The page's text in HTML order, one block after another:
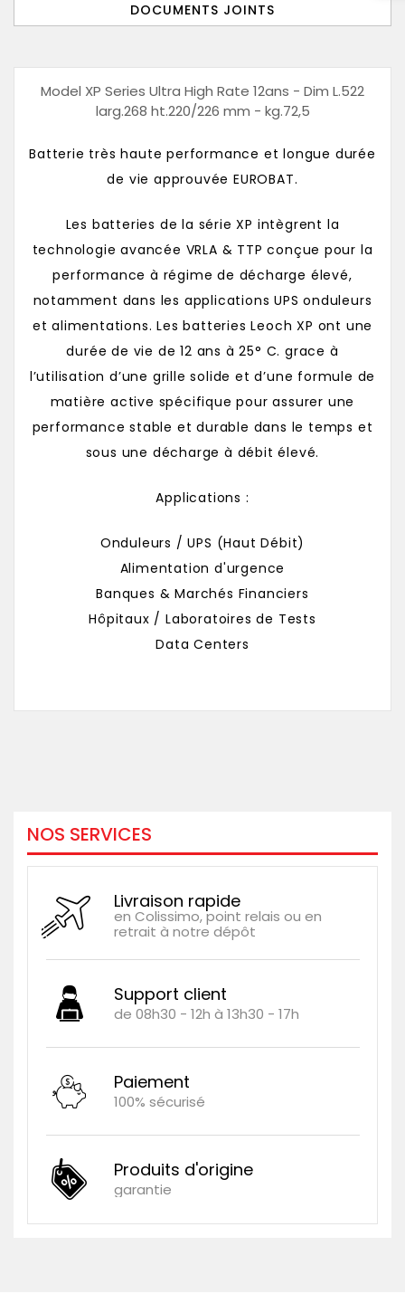
DOCUMENTS JOINTS
Model XP Series Ultra High Rate 12ans - Dim L.522
larg.268 ht.220/226 mm - kg.72,5
Batterie très haute performance et longue durée
de vie approuvée EUROBAT.
Les batteries de la série XP intègrent la
technologie avancée VRLA & TTP conçue pour la
performance à régime de décharge élevé,
notamment dans les applications UPS onduleurs
et alimentations. Les batteries Leoch XP ont une
durée de vie de 12 ans à 25° C. grace à
l’utilisation d’une grille solide et d’une formule de
matière active spécifique pour assurer une
performance stable et durable dans le temps et
sous une décharge à débit élevé.
Applications :
Onduleurs / UPS (Haut Débit)
Alimentation d'urgence
Banques & Marchés Financiers
Hôpitaux / Laboratoires de Tests
Data Centers
NOS SERVICES
Livraison rapide
en Colissimo, point relais ou en
retrait à notre dépôt
Support client
de 08h30 - 12h à 13h30 - 17h
Paiement
100% sécurisé
Produits d'origine
garantie